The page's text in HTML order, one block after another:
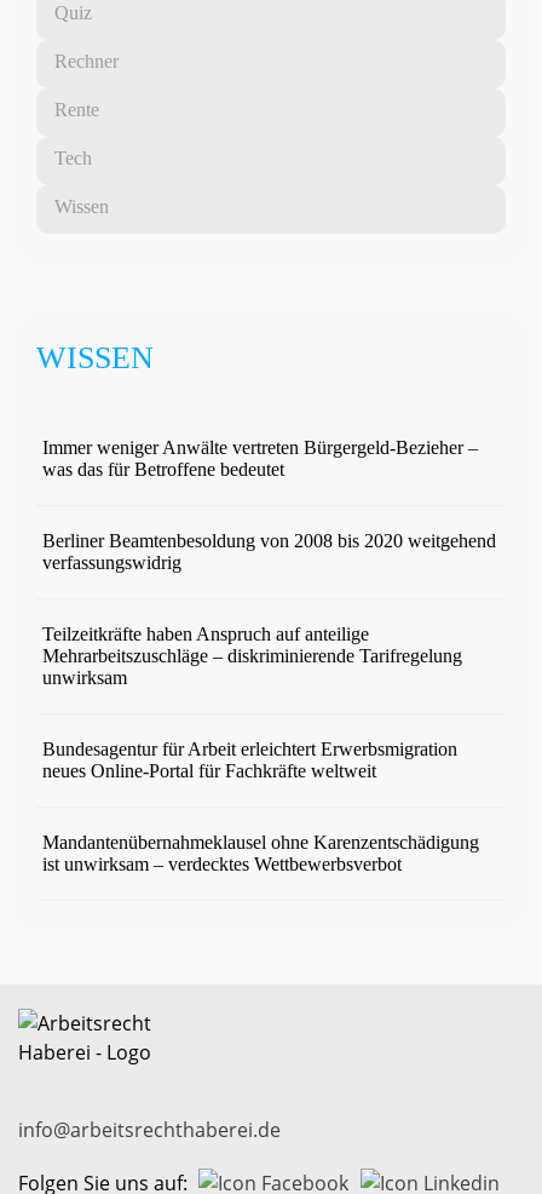
Quiz
Rechner
Rente
Tech
Wissen
WISSEN
Immer weniger Anwälte vertreten Bürgergeld-Bezieher –
was das für Betroffene bedeutet
Berliner Beamtenbesoldung von 2008 bis 2020 weitgehend
verfassungswidrig
Teilzeitkräfte haben Anspruch auf anteilige
Mehrarbeitszuschläge – diskriminierende Tarifregelung
unwirksam
Bundesagentur für Arbeit erleichtert Erwerbsmigration
neues Online-Portal für Fachkräfte weltweit
Mandantenübernahmeklausel ohne Karenzentschädigung
ist unwirksam – verdecktes Wettbewerbsverbot
info@arbeitsrechthaberei.de
Folgen Sie uns auf: